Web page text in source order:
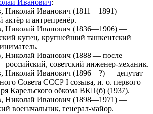
Иванович:
Николай Иванович (1811—1891) —
актёр и антрепренёр.
Николай Иванович (1836—1906) —
купец, крупнейший ташкентский
Николай Иванович (1888 — после
российский, советский инженер-механик.
Николай Иванович (1896—?) — депутат
Совета СССР I созыва, и. о. первого
Карельского обкома ВКП(б) (1937).
Николай Иванович (1898—1971) —
военачальник, генерал-майор.